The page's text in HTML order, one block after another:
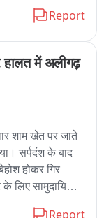
तत्काल तार और
की गई। जेई ने
को भेजकर जल्द ही
Report
में अलीगढ़
शाम खेत पर जाते
सर्पदंश के बाद
होकर गिर
लिए सामुदायिक
Report